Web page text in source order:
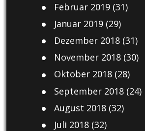
Februar 2019(31)
Januar 2019(29)
Dezember 2018(31)
November 2018(30)
Oktober 2018(28)
September 2018(24)
August 2018(32)
Juli 2018(32)